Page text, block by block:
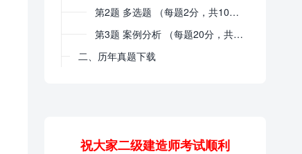
第2题 多选题 （每题2分，共10题，共20分）
第3题 案例分析 （每题20分，共4题，共80分）
二、历年真题下载
祝大家二级建造师考试顺利